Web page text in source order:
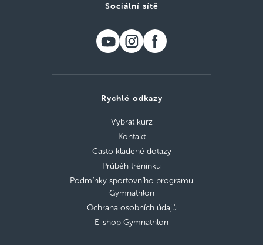
Rychlé odkazy
Vybrat kurz
Kontakt
Často kladené dotazy
Průběh tréninku
Podmínky sportovního programu
Gymnathlon
Ochrana osobních údajů
E-shop Gymnathlon
Sociální sítě